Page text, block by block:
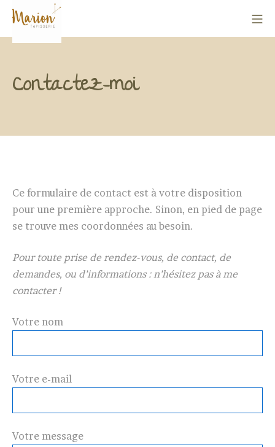
Aller
contenu
Contactez-moi
Ce formulaire de contact est à votre disposition
pour une première approche. Sinon, en pied de page
se trouve mes coordonnées au besoin.
Pour toute prise de rendez-vous, de contact, de
demandes, ou d’informations : n’hésitez pas à me
contacter !
Votre nom
Votre e-mail
Votre message